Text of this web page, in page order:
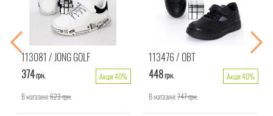
113081 JONG GOLF
374грн.
Акція 40%
В магазині:623грн.
113476 ОВТ
448грн.
Акція 40%
В магазині:747грн.